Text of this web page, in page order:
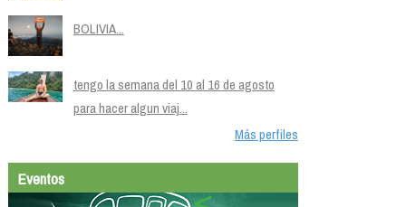
BOLIVIA...
tengo la semana del 10 al 16 de agosto
para hacer algun viaj...
Más perfiles
Eventos